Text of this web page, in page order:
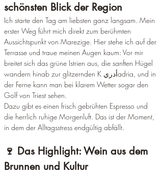
schönsten Blick der Region
Ich starte den Tag am liebsten ganz langsam. Mein
erster Weg führt mich direkt zum berühmten
Aussichtspunkt von Marezige. Hier stehe ich auf der
Terrasse und traue meinen Augen kaum: Vor mir
breitet sich das grüne Istrien aus, die sanften Hügel
wandern hinab zur glitzernden K أدريadria, und in
der Ferne kann man bei klarem Wetter sogar den
Golf von Triest sehen.
Dazu gibt es einen frisch gebrühten Espresso und
die herrlich ruhige Morgenluft. Das ist der Moment,
in dem der Alltagsstress endgültig abfällt.
🍷 Das Highlight: Wein aus dem
Brunnen und Kultur